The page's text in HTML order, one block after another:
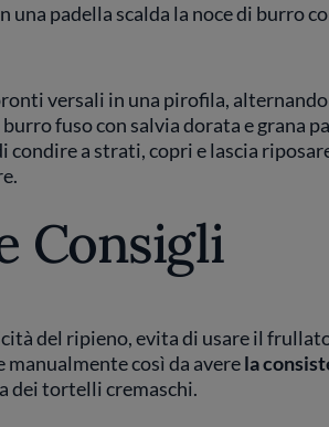
una padella scalda la noce di burro
versali in una pirofila,
fuso con salvia dorata e grana
condire a strati, copri e lascia
Consigli
del ripieno, evita di usare il
così da averela
dei tortelli cremaschi.